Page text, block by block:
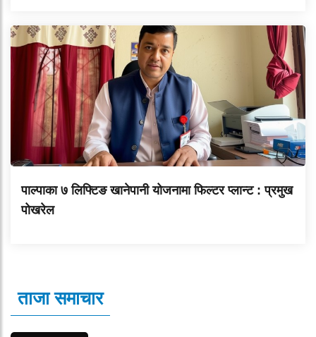
पाल्पाका ७ लिफ्टिङ खानेपानी योजनामा फिल्टर प्लान्ट : प्रमुख
पोखरेल
ताजा समाचार